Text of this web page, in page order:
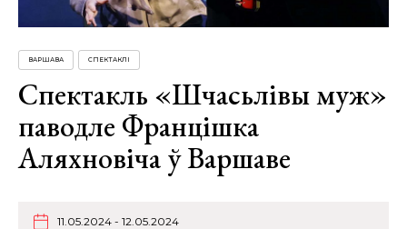
ВАРШАВА СПЕКТАКЛІ
Спектакль «Шчасьлівы муж»
паводле Францішка
Аляхновіча ў Варшаве
11.05.2024 - 12.05.2024